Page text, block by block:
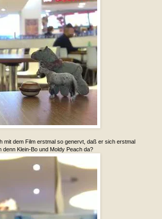
mit dem Film erstmal so genervt, daß er sich erstmal
Klein-Bo und Moldy Peach da?